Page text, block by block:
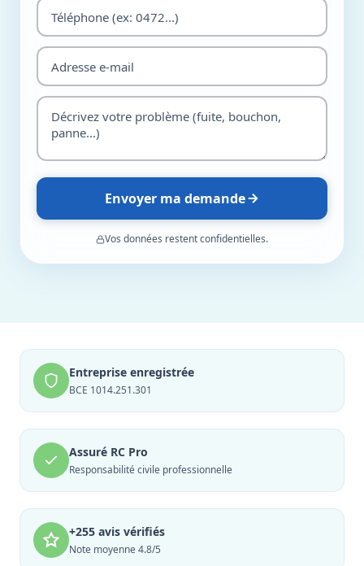
Envoyer ma demande
Vos données restent confidentielles.
Entreprise enregistrée
BCE 1014.251.301
Assuré RC Pro
Responsabilité civile professionnelle
+255 avis vérifiés
Note moyenne 4.8/5